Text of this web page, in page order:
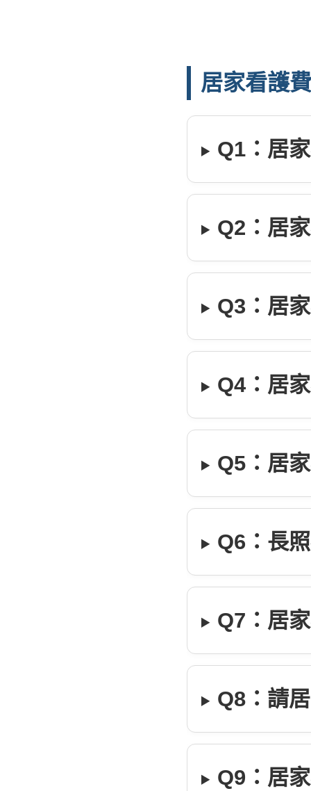
居家看護
Q1：居
Q2：居
Q3：居
Q4：居
Q5：居
Q6：長
Q7：居
Q8：請
Q9：居